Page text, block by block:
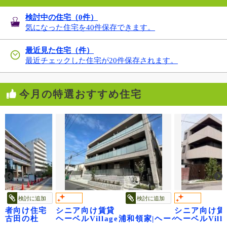
検討中の住宅（0件）
気になった住宅を40件保存できます。
最近見た住宅（件）
最近チェックした住宅が20件保存されます。
今月の特選おすすめ住宅
フロレゾン
検討に追加
者向け住宅
古田の杜
検討に追加
シニア向け賃貸
ヘーベルVillage浦和領家|ヘーベルヴィレッ
シニア向け賃
ヘーベル